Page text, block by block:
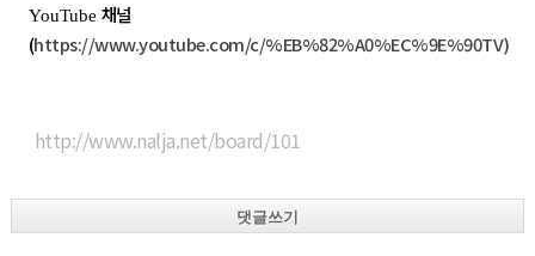
YouTube 채널
(https://www.youtube.com/c/%EB%82%A0%EC%9E%90TV)
http://www.nalja.net/board/101
댓글쓰기